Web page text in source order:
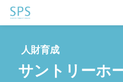
TOP
SPSが選ばれる理由
事業内容と提供サービス
人財育成
サントリーホ